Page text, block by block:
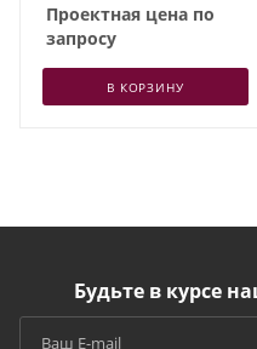
Проектная цена по
запросу
В КОРЗИНУ
Будьте в курсе